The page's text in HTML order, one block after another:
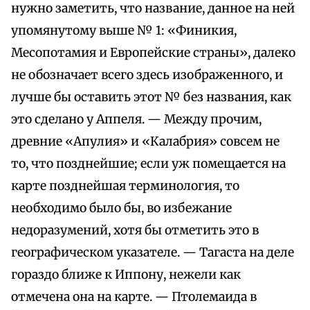
нужно заметить, что название, данное на ней
упомянутому выше № 1: «Финикия,
Месопотамия и Европейские страны», далеко
не обозначает всего здесь изображенного, и
лучше бы оставить этот № без названия, как
это сделано у Аппеля. — Между прочим,
древние «Апулия» и «Калабрия» совсем не
то, что позднейшие; если уж помещается на
карте позднейшая терминология, то
необходимо было бы, во избежание
недоразумений, хотя бы отметить это в
географическом указателе. — Тагаста на деле
гораздо ближе к Иппону, нежели как
отмечена она на карте. — Птолемаида в